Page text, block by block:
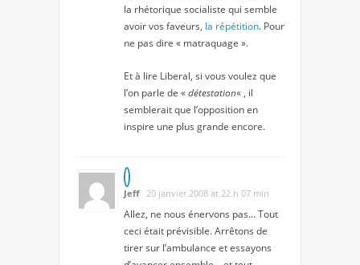
la rhétorique socialiste qui semble
avoir vos faveurs, la répétition. Pour
ne pas dire « matraquage ».
Et à lire Liberal, si vous voulez que
l’on parle de «détestation« , il
semblerait que l’opposition en
inspire une plus grande encore.
Jeff 20 janvier 2008 at 22 h 07 min
Allez, ne nous énervons pas… Tout
ceci était prévisible. Arrêtons de
tirer sur l’ambulance et essayons